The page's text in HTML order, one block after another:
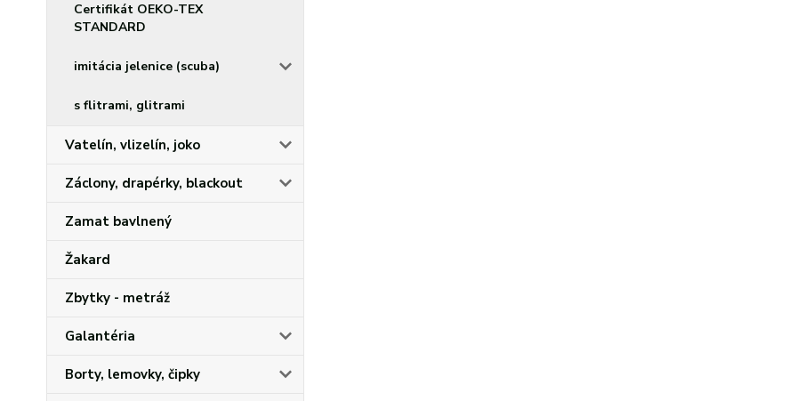
Certifikát OEKO-TEX
STANDARD
imitácia jelenice (scuba)
s flitrami, glitrami
Vatelín, vlizelín, joko
Záclony, drapérky, blackout
Zamat bavlnený
Žakard
Zbytky - metráž
Galantéria
Borty, lemovky, čipky